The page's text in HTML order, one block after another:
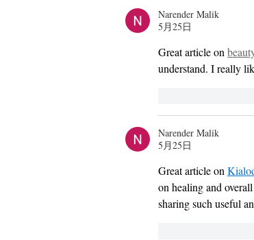
レミアム・モルツ
ン 2026」に野田愛
Narender Malik
5月25日
Great article on
understand. I really
Narender Malik
5月25日
Great article on
on healing and
sharing such useful